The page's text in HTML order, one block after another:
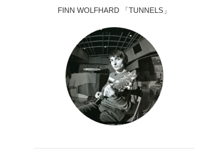
FINN WOLFHARD 「TUNNELS」